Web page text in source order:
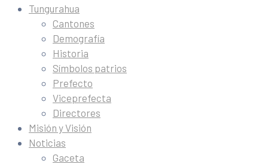
Tungurahua
Cantones
Demografía
Historia
Símbolos patrios
Prefecto
Viceprefecta
Directores
Misión y Visión
Noticias
Gaceta